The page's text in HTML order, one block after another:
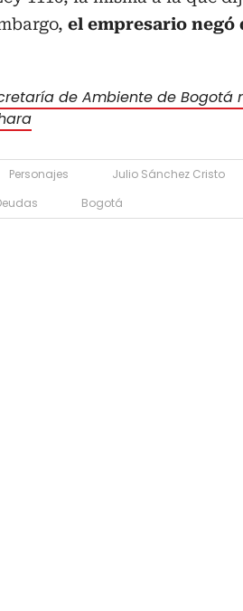
el empresario negó
de Ambiente de Bogotá
Personajes Julio Sánchez Cristo
Bogotá